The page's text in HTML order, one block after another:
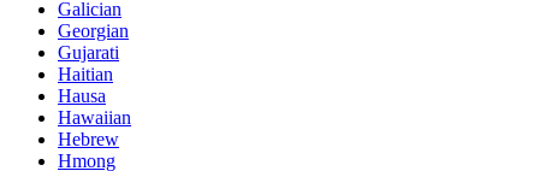
Galician
Georgian
Gujarati
Haitian
Hausa
Hawaiian
Hebrew
Hmong